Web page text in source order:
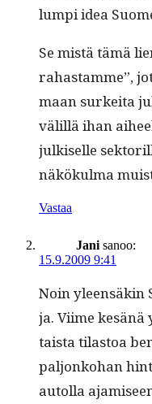
lumpi idea
Se mis­tä tämä
rahas­tamme”,
maan surkei­ta
välil­lä ihan
julkiselle
näkökul­ma
Vastaa
Jani sanoo:
15.9.2009 9:41
Noin yleen­säkin
ja. Viime
taista tilas­toa
paljonko­han
autol­la